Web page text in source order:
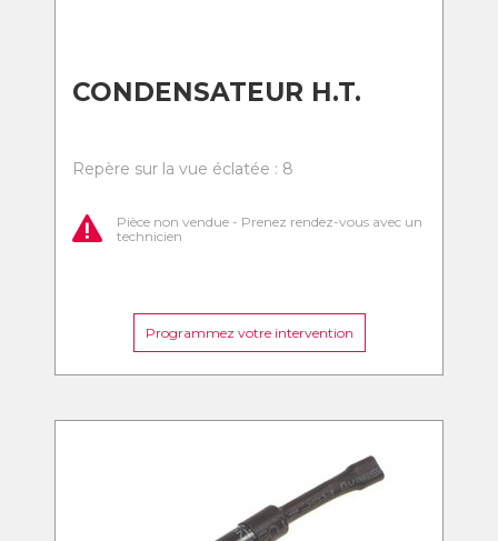
CONDENSATEUR H.T.
Repère sur la vue éclatée : 8
Pièce non vendue - Prenez rendez-vous avec un
technicien
Programmez votre intervention